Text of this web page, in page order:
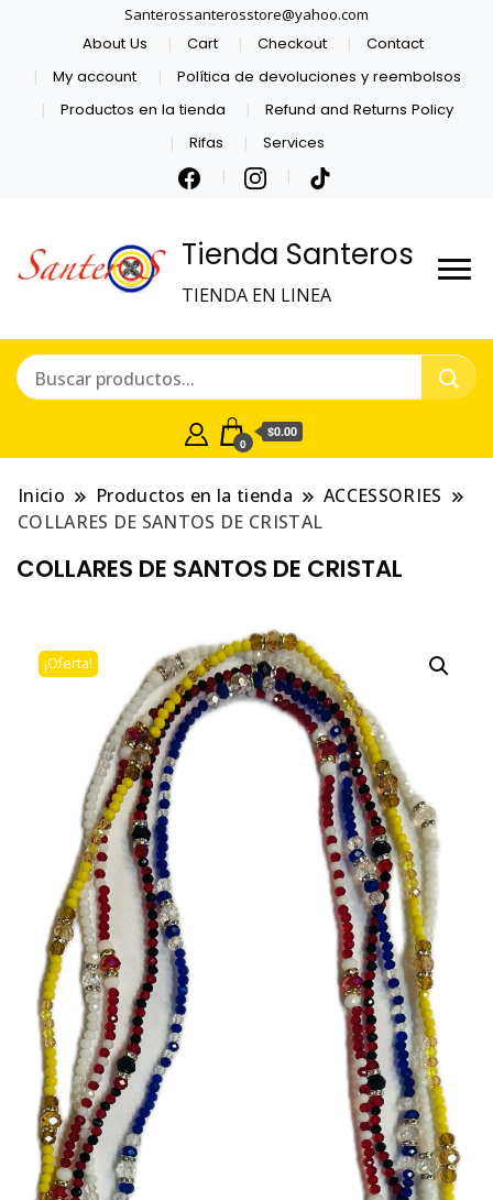
Santerossanterosstore@yahoo.com
About Us Cart Checkout
Contact
My account
Política de devoluciones y reembolsos
Productos en la tienda
Refund and Returns Policy
Rifas
Services
Tienda Santeros
TIENDA EN LINEA
0
$0.00
Inicio Productos en la tienda
ACCESSORIES
COLLARES DE SANTOS DE CRISTAL
COLLARES DE SANTOS DE CRISTAL
¡Oferta!